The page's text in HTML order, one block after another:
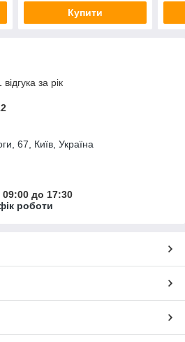
Купити
за рік
67, Київ, Україна
до 17:30
роботи